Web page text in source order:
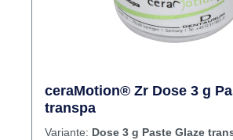
ceraMotion® Zr Dose 3 g
transpa
Variante: Dose 3 g Paste Glaze